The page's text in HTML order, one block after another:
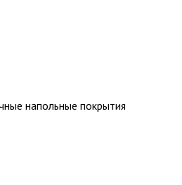
напольные покрытия